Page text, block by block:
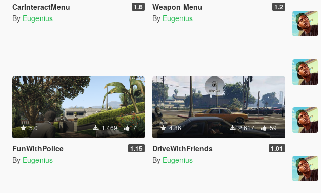
CarInteractMenu 1.6
By Eugenius
Weapon Menu 1.2
By Eugenius
5.0 1 469 7
FunWithPolice 1.15
By Eugenius
4.86 2 617 59
DriveWithFriends 1.01
By Eugenius